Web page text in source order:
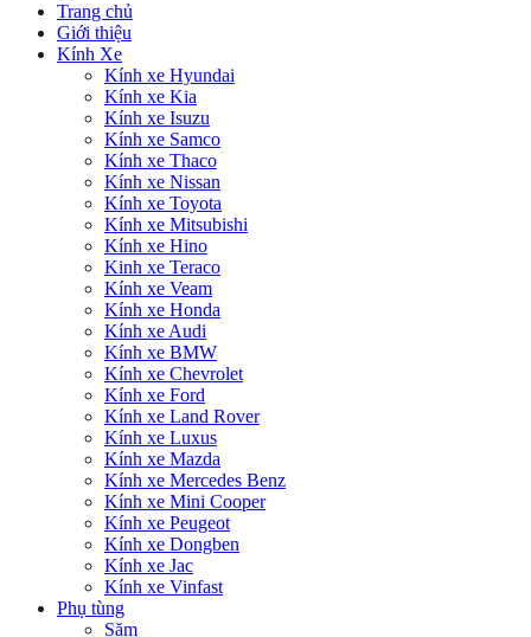
Trang chủ
Giới thiệu
Kính Xe
Kính xe Hyundai
Kính xe Kia
Kính xe Isuzu
Kính xe Samco
Kính xe Thaco
Kính xe Nissan
Kính xe Toyota
Kính xe Mitsubishi
Kính xe Hino
Kinh xe Teraco
Kính xe Veam
Kính xe Honda
Kính xe Audi
Kính xe BMW
Kính xe Chevrolet
Kính xe Ford
Kính xe Land Rover
Kính xe Luxus
Kính xe Mazda
Kính xe Mercedes Benz
Kính xe Mini Cooper
Kính xe Peugeot
Kính xe Dongben
Kính xe Jac
Kính xe Vinfast
Phụ tùng
Săm